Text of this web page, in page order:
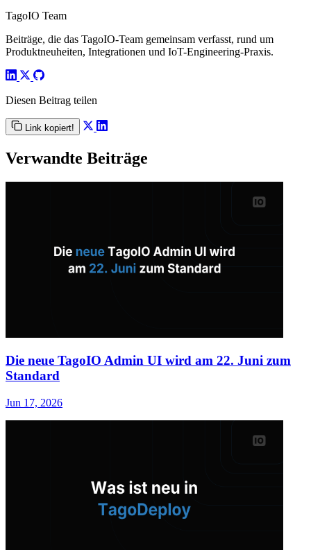
TagoIO Team
Beiträge, die das TagoIO-Team gemeinsam verfasst, rund um
Produktneuheiten, Integrationen und IoT-Engineering-Praxis.
Diesen Beitrag teilen
Link kopiert!
Verwandte Beiträge
Die neue TagoIO Admin UI wird am 22. Juni zum
Standard
Jun 17, 2026